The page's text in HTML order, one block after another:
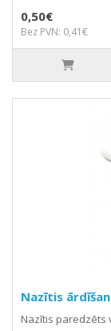
0,50€
Bez PVN: 0,41€
Nazītis
Nazītis paredzēts